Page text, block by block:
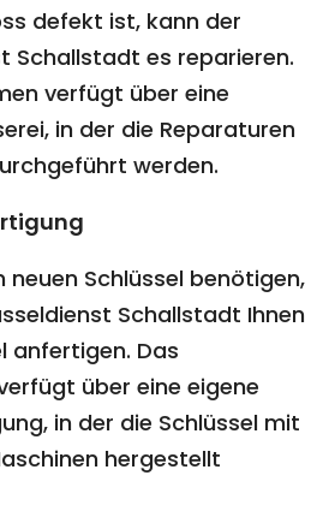
defekt ist, kann der
Schallstadt es reparieren.
verfügt über eine
in der die Reparaturen
werden.
neuen Schlüssel benötigen,
Schallstadt Ihnen
anfertigen. Das
über eine eigene
in der die Schlüssel mit
hergestellt